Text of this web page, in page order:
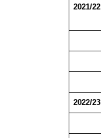
2021/22
2022/23